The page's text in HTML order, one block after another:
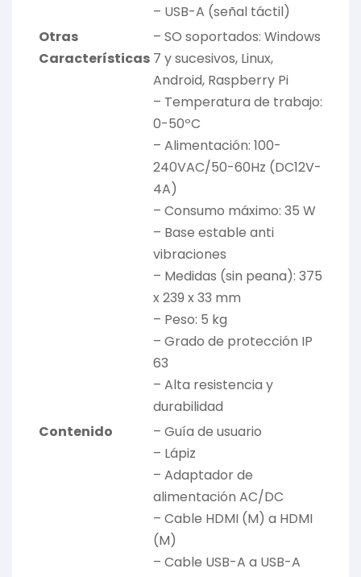
– USB-A (señal táctil)
Otras
Características
– SO soportados: Windows
7 y sucesivos, Linux,
Android, Raspberry Pi
– Temperatura de trabajo:
0-50ºC
– Alimentación: 100-
240VAC/50-60Hz (DC12V-
4A)
– Consumo máximo: 35 W
– Base estable anti
vibraciones
– Medidas (sin peana): 375
x 239 x 33 mm
– Peso: 5 kg
– Grado de protección IP
63
– Alta resistencia y
durabilidad
Contenido
– Guía de usuario
– Lápiz
– Adaptador de
alimentación AC/DC
– Cable HDMI (M) a HDMI
(M)
– Cable USB-A a USB-A